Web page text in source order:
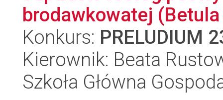
brodawkowatej
Konkurs: PRELUDIUM
Kierownik: Beata
Szkoła Główna